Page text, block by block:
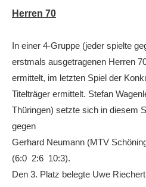
Herren 70
In einer 4-Gruppe (jeder spielte
erstmals ausgetragenen Herren
ermittelt, im letzten Spiel der
Titelträger ermittelt. Stefan
Thüringen) setzte sich in diesem
gegen
Gerhard Neumann (MTV
(6:0 2:6 10:3).
Den 3. Platz belegte Uwe